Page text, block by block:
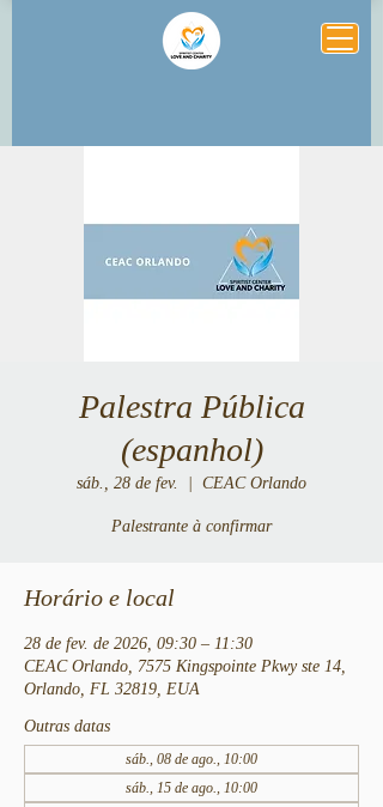
Palestra Pública
(espanhol)
sáb., 28 de fev. CEAC Orlando
Palestrante à confirmar
Horário e local
28 de fev. de 2026, 09:30 – 11:30
CEAC Orlando, 7575 Kingspointe Pkwy ste 14,
Orlando, FL 32819, EUA
Outras datas
sáb., 08 de ago., 10:00
sáb., 15 de ago., 10:00